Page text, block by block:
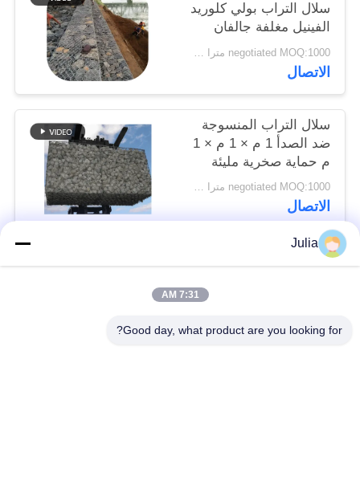
سلال التراب بولي كلوريد
الفينيل مغلفة جالفان
260 جي إس إم مغلفة
بالزنك
negotiated MOQ:1000 مترا مربعا
الاتصال
سلال التراب المنسوجة
ضد الصدأ 1 م × 1 م × 1
م حماية صخرية مليئة
بالحجر
negotiated MOQ:1000 مترا مربعا
الاتصال
فئات شعبية
حاجز دفاعي الحاجز العسكري
Julia
7:31 AM
Good day, what product are you looking for?